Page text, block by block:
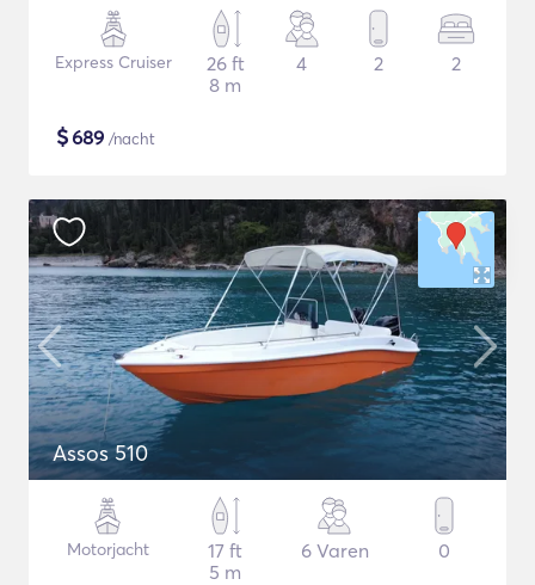
Express Cruiser
26 ft
8 m
4 2 2
$689 /nacht
Assos 510
Motorjacht
17 ft
5 m
6 Varen 0